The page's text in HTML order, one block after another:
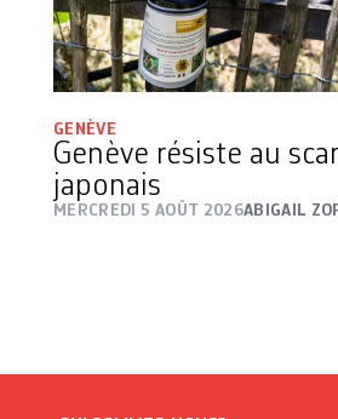
GENÈVE
Genève résiste au
japonais
MERCREDI 5 AOÛT 2026ABIGAIL